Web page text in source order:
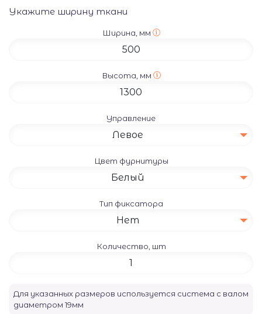
Укажите ширину ткани
Ширина, мм
Высота, мм
Управление
Левое
Цвет фурнитуры
Белый
Тип фиксатора
Нет
Количество, шт
Для указанных размеров используется система с валом
диаметром 19мм